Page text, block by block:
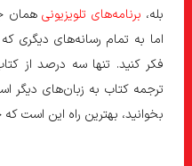
بله،برنامه‌های تلویزیونیهمان
اما به تمام رسانه‌های دیگری
فکر کنید. تنها سه درصد از
ترجمه کتاب به زبان‌های دیگر
بخوانید، بهترین راه این است که